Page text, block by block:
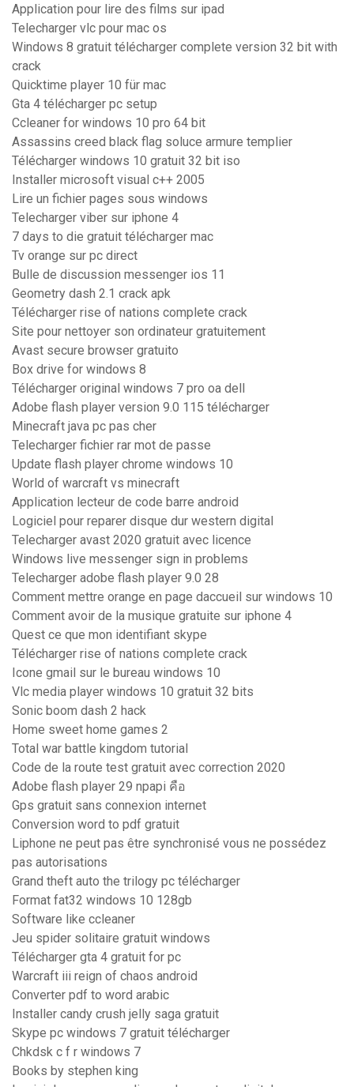
Application pour lire des films sur ipad
Telecharger vlc pour mac os
Windows 8 gratuit télécharger complete version 32 bit with
crack
Quicktime player 10 für mac
Gta 4 télécharger pc setup
Ccleaner for windows 10 pro 64 bit
Assassins creed black flag soluce armure templier
Télécharger windows 10 gratuit 32 bit iso
Installer microsoft visual c++ 2005
Lire un fichier pages sous windows
Telecharger viber sur iphone 4
7 days to die gratuit télécharger mac
Tv orange sur pc direct
Bulle de discussion messenger ios 11
Geometry dash 2.1 crack apk
Télécharger rise of nations complete crack
Site pour nettoyer son ordinateur gratuitement
Avast secure browser gratuito
Box drive for windows 8
Télécharger original windows 7 pro oa dell
Adobe flash player version 9.0 115 télécharger
Minecraft java pc pas cher
Telecharger fichier rar mot de passe
Update flash player chrome windows 10
World of warcraft vs minecraft
Application lecteur de code barre android
Logiciel pour reparer disque dur western digital
Telecharger avast 2020 gratuit avec licence
Windows live messenger sign in problems
Telecharger adobe flash player 9.0 28
Comment mettre orange en page daccueil sur windows 10
Comment avoir de la musique gratuite sur iphone 4
Quest ce que mon identifiant skype
Télécharger rise of nations complete crack
Icone gmail sur le bureau windows 10
Vlc media player windows 10 gratuit 32 bits
Sonic boom dash 2 hack
Home sweet home games 2
Total war battle kingdom tutorial
Code de la route test gratuit avec correction 2020
Adobe flash player 29 npapi คือ
Gps gratuit sans connexion internet
Conversion word to pdf gratuit
Liphone ne peut pas être synchronisé vous ne possédez
pas autorisations
Grand theft auto the trilogy pc télécharger
Format fat32 windows 10 128gb
Software like ccleaner
Jeu spider solitaire gratuit windows
Télécharger gta 4 gratuit for pc
Warcraft iii reign of chaos android
Converter pdf to word arabic
Installer candy crush jelly saga gratuit
Skype pc windows 7 gratuit télécharger
Chkdsk c f r windows 7
Books by stephen king